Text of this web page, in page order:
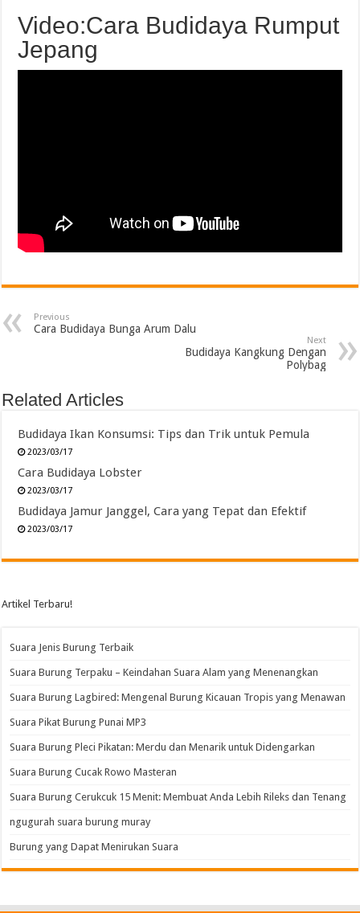
Video:Cara Budidaya Rumput
Jepang
Previous
Cara Budidaya Bunga Arum Dalu
Next
Budidaya Kangkung Dengan
Polybag
Related Articles
Budidaya Ikan Konsumsi: Tips dan Trik untuk Pemula
2023/03/17
Cara Budidaya Lobster
2023/03/17
Budidaya Jamur Janggel, Cara yang Tepat dan Efektif
2023/03/17
Artikel Terbaru!
Suara Jenis Burung Terbaik
Suara Burung Terpaku – Keindahan Suara Alam yang Menenangkan
Suara Burung Lagbired: Mengenal Burung Kicauan Tropis yang Menawan
Suara Pikat Burung Punai MP3
Suara Burung Pleci Pikatan: Merdu dan Menarik untuk Didengarkan
Suara Burung Cucak Rowo Masteran
Suara Burung Cerukcuk 15 Menit: Membuat Anda Lebih Rileks dan Tenang
ngugurah suara burung muray
Burung yang Dapat Menirukan Suara